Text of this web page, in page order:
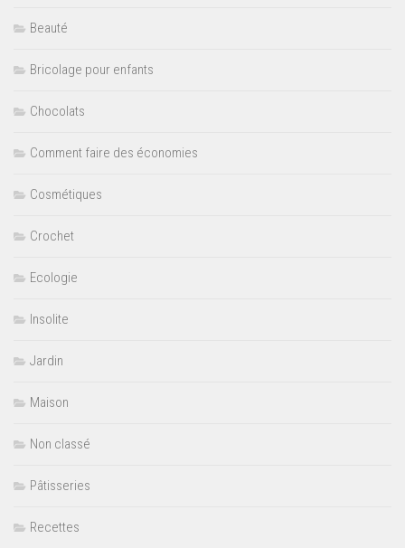
Beauté
Bricolage pour enfants
Chocolats
Comment faire des économies
Cosmétiques
Crochet
Ecologie
Insolite
Jardin
Maison
Non classé
Pâtisseries
Recettes